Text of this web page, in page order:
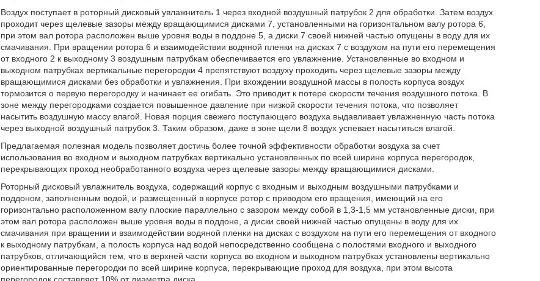
Воздух поступает в роторный дисковый увлажнитель 1 через входной воздушный патрубок 2 для обработки. Затем воздух
проходит через щелевые зазоры между вращающимися дисками 7, установленными на горизонтальном валу ротора 6,
при этом вал ротора расположен выше уровня воды в поддоне 5, а диски 7 своей нижней частью опущены в воду для их
смачивания. При вращении ротора 6 и взаимодействии водяной пленки на дисках 7 с воздухом на пути его перемещения
от входного 2 к выходному 3 воздушным патрубкам обеспечивается его увлажнение. Установленные во входном и
выходном патрубках вертикальные перегородки 4 препятствуют воздуху проходить через щелевые зазоры между
вращающимися дисками без обработки и увлажнения. При вхождении воздушной массы в полость корпуса воздух
тормозится о первую перегородку и начинает ее огибать. Это приводит к потере скорости течения воздушного потока. В
зоне между перегородками создается повышенное давление при низкой скорости течения потока, что позволяет
насытить воздушную массу влагой. Новая порция свежего поступающего воздуха выдавливает увлажненную часть потока
через выходной воздушный патрубок 3. Таким образом, даже в зоне щели 8 воздух успевает насытиться влагой.
Предлагаемая полезная модель позволяет достичь более точной эффективности обработки воздуха за счет
использования во входном и выходном патрубках вертикально установленных по всей ширине корпуса перегородок,
перекрывающих проход необработанного воздуха через щелевые зазоры между вращающимися дисками.
Роторный дисковый увлажнитель воздуха, содержащий корпус с входным и выходным воздушными патрубками и
поддоном, заполненным водой, и размещенный в корпусе ротор с приводом его вращения, имеющий на его
горизонтально расположенном валу плоские параллельно с зазором между собой в 1,3-1,5 мм установленные диски, при
этом вал ротора расположен выше уровня воды в поддоне, а диски своей нижней частью опущены в воду для их
смачивания при вращении и взаимодействии водяной пленки на дисках с воздухом на пути его перемещения от входного
к выходному патрубкам, а полость корпуса над водой непосредственно сообщена с полостями входного и выходного
патрубков, отличающийся тем, что в верхней части корпуса во входном и выходном патрубках установлены вертикально
ориентированные перегородки по всей ширине корпуса, перекрывающие проход для воздуха, при этом высота